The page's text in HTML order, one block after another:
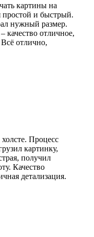
картины на
простой и быстрый.
нужный размер.
качество отличное,
отлично,
Процесс
картинку,
получил
Качество
детализация.